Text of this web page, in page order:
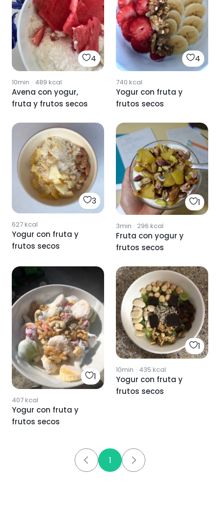
4
10min · 489 kcal
Avena con yogur,
fruta y frutos secos
4
740 kcal
Yogur con fruta y
frutos secos
3
627kcal
Yogur con fruta y
frutos secos
1
3min · 296 kcal
Fruta con yogur y
frutos secos
1
407kcal
Yogur con fruta y
frutos secos
1
10min · 435 kcal
Yogur con fruta y
frutos secos
1